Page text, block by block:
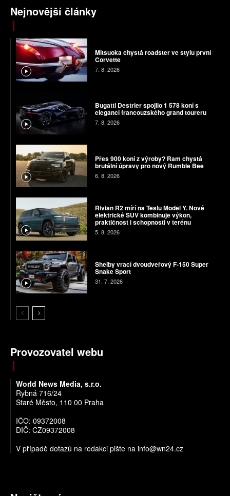
Nejnovější články
Mitsuoka chystá roadster ve stylu první
Corvette
7. 8. 2026
Bugatti Destrier spojilo 1 578 koní s
elegancí francouzského grand toureru
7. 8. 2026
Přes 900 koní z výroby? Ram chystá
brutální úpravy pro nový Rumble Bee
6. 8. 2026
Rivian R2 míří na Teslu Model Y. Nové
elektrické SUV kombinuje výkon,
praktičnost i schopnosti v terénu
5. 8. 2026
Shelby vrací dvoudveřový F-150 Super
Snake Sport
31. 7. 2026
Provozovatel webu
World News Media, s.r.o.
Rybná 716/24
Staré Město, 110 00 Praha
IČO: 09372008
DIČ: CZ09372008
V případě dotazů na redakci pište na info@wn24.cz